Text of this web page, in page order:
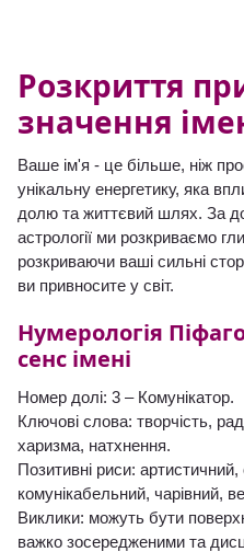
Розкриття
значення
Ваше ім'я - це більше, ніж
унікальну енергетику, яка
долю та життєвий шлях. За
астрології ми розкриваємо
розкриваючи ваші сильні
ви привносите у світ.
Нумерологія
сенс імені
Номер долі: 3 – Комунікатор.
Ключові слова: творчість,
харизма, натхнення.
Позитивні риси: артистичний,
комунікабельний, чарівний,
Виклики: можуть бути
важко зосередженими та